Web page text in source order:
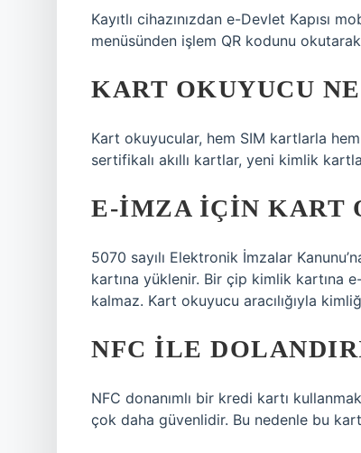
Kayıtlı cihazınızdan e-Devlet Kapısı
menüsünden işlem QR kodunu
KART OKUYUCU
Kart okuyucular, hem SIM kartlarla
sertifikalı akıllı kartlar, yeni kimlik
E-İMZA IÇIN KART
5070 sayılı Elektronik İmzalar
kartına yüklenir. Bir çip kimlik kartına
kalmaz. Kart okuyucu aracılığıyla
NFC ILE
NFC donanımlı bir kredi kartı
çok daha güvenlidir. Bu nedenle bu